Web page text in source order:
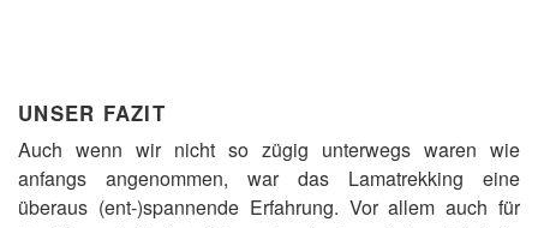
UNSER FAZIT
Auch wenn wir nicht so zügig unterwegs waren wie
anfangs angenommen, war das Lamatrekking eine
überaus (ent-)spannende Erfahrung. Vor allem auch für